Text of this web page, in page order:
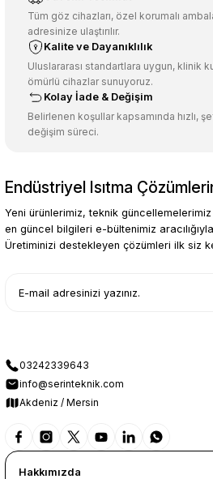
Ürün açıklamasında eksik bilgiler
Ürün bilgilerinde hatalar bulunuyor.
Ürün fiyatı diğer sitelerden daha pahalı.
Bu ürüne benzer farklı alternatifler olmalı.
Gönder
Tüm göz cihazları, özel korumalı
adresinize ulaştırılır.
Kalite ve Dayanıklılık
Uluslararası standartlara uygun, klinik
ömürlü cihazlar sunuyoruz.
Kolay İade & Değişim
Belirlenen koşullar kapsamında hızlı,
değişim süreci.
Endüstriyel Isıtma
Yeni ürünlerimiz, teknik
en güncel bilgileri e-bültenimiz
Üretiminizi destekleyen çözümleri ilk siz
03242339643
info@serinteknik.com
Akdeniz / Mersin
Hakkımızda